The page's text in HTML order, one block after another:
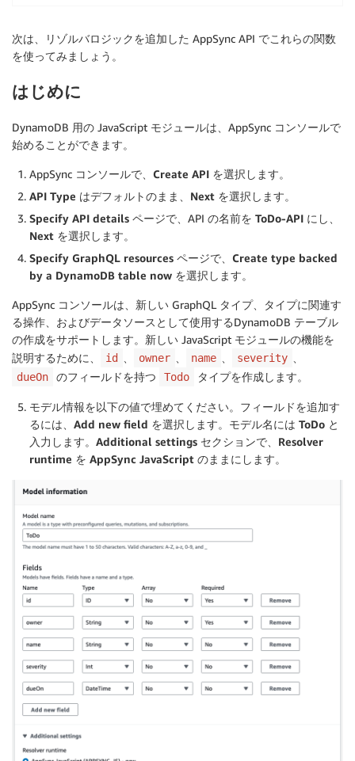
次は、リゾルバロジックを追加した AppSync API でこれらの関数
を使ってみましょう。
はじめに
DynamoDB 用の JavaScript モジュールは、AppSync コンソールで
始めることができます。
AppSync コンソールで、 Create API を選択します。
API Type はデフォルトのまま、 Next を選択します。
Specify API details ページで、API の名前を ToDo-API にし、
Next を選択します。
Specify GraphQL resources ページで、 Create type backed
by a DynamoDB table now を選択します。
AppSync コンソールは、新しい GraphQL タイプ、タイプに関連す
る操作、およびデータソースとして使用するDynamoDB テーブル
の作成をサポートします。新しい JavaScript モジュールの機能を
説明するために、
id owner name severity
dueOn のフィールドを持つ Todo タイプを作成します。
モデル情報を以下の値で埋めてください。フィールドを追加す
るには、 Add new field を選択します。モデル名には ToDo と
入力します。 Additional settings セクションで、 Resolver
runtime を AppSync JavaScript のままにします。